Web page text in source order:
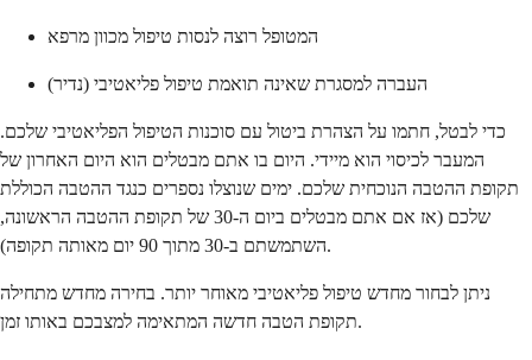
המטופל רוצה לנסות טיפול מכוון מרפא
העברה למסגרת שאינה תואמת טיפול פליאטיבי (נדיר)
כדי לבטל, חתמו על הצהרת ביטול עם סוכנות הטיפול הפליאטיבי שלכם.
המעבר לכיסוי הוא מיידי. היום בו אתם מבטלים הוא היום האחרון של
תקופת ההטבה הנוכחית שלכם. ימים שנוצלו נספרים כנגד ההטבה הכוללת
שלכם (אז אם אתם מבטלים ביום ה-30 של תקופת ההטבה הראשונה,
השתמשתם ב-30 מתוך 90 יום מאותה תקופה).
ניתן לבחור מחדש טיפול פליאטיבי מאוחר יותר. בחירה מחדש מתחילה
תקופת הטבה חדשה המתאימה למצבכם באותו זמן.